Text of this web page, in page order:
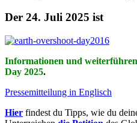
Der 24. Juli 2025 ist
Informationen und
Day 2025.
Pressemitteilung in Englisch
Hier findest du Tipps, wie du